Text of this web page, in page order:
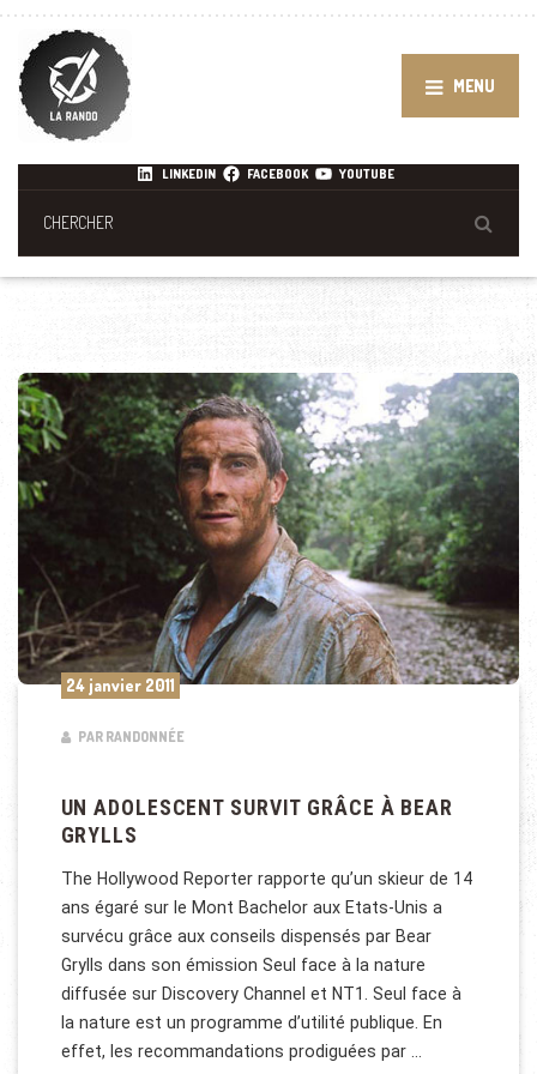
MENU
LINKEDIN FACEBOOK YOUTUBE
24 janvier 2011
PAR RANDONNÉE
UN ADOLESCENT SURVIT GRÂCE À BEAR
GRYLLS
The Hollywood Reporter rapporte qu’un skieur de 14
ans égaré sur le Mont Bachelor aux Etats-Unis a
survécu grâce aux conseils dispensés par Bear
Grylls dans son émission Seul face à la nature
diffusée sur Discovery Channel et NT1. Seul face à
la nature est un programme d’utilité publique. En
effet, les recommandations prodiguées par …